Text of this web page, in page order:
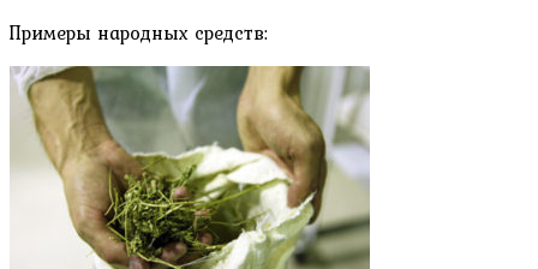
Примеры народных средств: